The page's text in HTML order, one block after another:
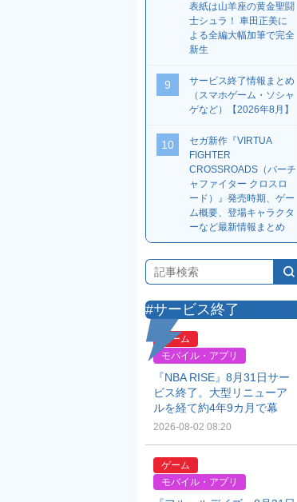
表紙は山羊座の黄金聖闘
士シュラ！ 車田正美に
よる全編大幅加筆で完全
新生
9
サービス終了情報まとめ
（スマホゲーム・ソシャ
ゲなど）【2026年8月】
10
セガ新作『VIRTUA
FIGHTER
CROSSROADS（バーチ
ャファイター クロスロ
ード）』発売時期、ゲー
ム概要、登場キャラクタ
ーなど最新情報まとめ
#サービス終了
ゲーム
モバイル・アプリ
『NBA RISE』8月31日サー
ビス終了。大型リニューア
ルを経て約4年9カ月で幕
2026-08-02 08:20
ゲーム
モバイル・アプリ